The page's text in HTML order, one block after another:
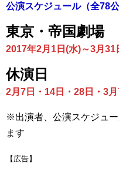
公演スケジュール（全78公
東京・帝国劇場
2017年2月1日(水)～3月31
休演日
2月7日・14日・28日・3
※出演者、公演スケジュ
ます
【広告】